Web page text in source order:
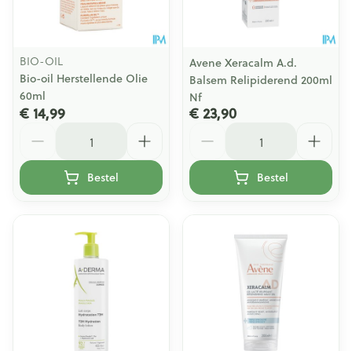
BIO-OIL
Bio-oil Herstellende Olie
60ml
€ 14,99
Bestel
Avene Xeracalm A.d.
Balsem Relipiderend 200ml
Nf
€ 23,90
Bestel